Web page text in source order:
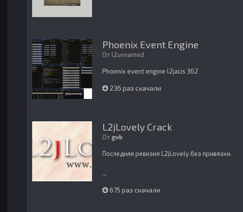
Phoenix Event Engine
От l2unnamed
Phoenix event engine l2jacis 362
236 раз скачали
L2jLovely Crack
Отgvb
Последняя ревизия L2jLovely без привязки.
...
675 раз скачали